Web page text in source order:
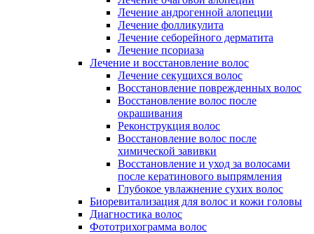
Лечение андрогенной алопеции
Лечение фолликулита
Лечение себорейного дерматита
Лечение псориаза
Лечение и восстановление волос
Лечение секущихся волос
Восстановление поврежденных волос
Восстановление волос после
окрашивания
Реконструкция волос
Восстановление волос после
химической завивки
Восстановление и уход за волосами
после кератинового выпрямления
Глубокое увлажнение сухих волос
Биоревитализация для волос и кожи головы
Диагностика волос
Фототрихограмма волос